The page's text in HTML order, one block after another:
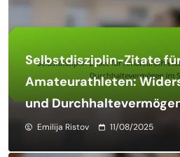
Selbstdisziplin-Zitate
Amateurathleten:
und
Emilija Ristov 11/08/2025